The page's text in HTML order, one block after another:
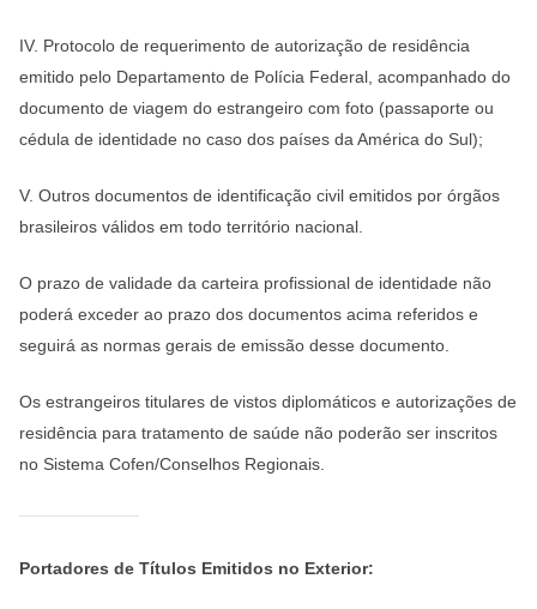
IV. Protocolo de requerimento de autorização de residência
emitido pelo Departamento de Polícia Federal, acompanhado do
documento de viagem do estrangeiro com foto (passaporte ou
cédula de identidade no caso dos países da América do Sul);
V. Outros documentos de identificação civil emitidos por órgãos
brasileiros válidos em todo território nacional.
O prazo de validade da carteira profissional de identidade não
poderá exceder ao prazo dos documentos acima referidos e
seguirá as normas gerais de emissão desse documento.
Os estrangeiros titulares de vistos diplomáticos e autorizações de
residência para tratamento de saúde não poderão ser inscritos
no Sistema Cofen/Conselhos Regionais.
Portadores de Títulos Emitidos no Exterior: